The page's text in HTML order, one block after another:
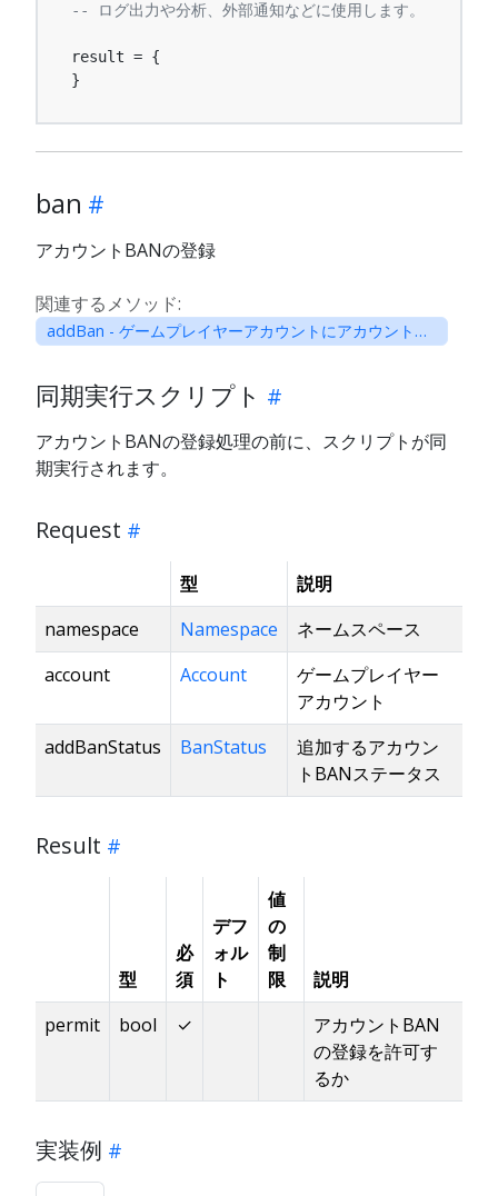
-- ログ出力や分析、外部通知などに使用します。
result = {
}
ban
アカウントBANの登録
関連するメソッド:
addBan - ゲームプレイヤーアカウントにアカウントBANステータスを追加
同期実行スクリプト
アカウントBANの登録処理の前に、スクリプトが同
期実行されます。
Request
型
説明
namespace
Namespace
ネームスペース
account
Account
ゲームプレイヤー
アカウント
addBanStatus
BanStatus
追加するアカウン
トBANステータス
Result
型
必
須
デフ
ォル
ト
値
の
制
限
説明
permit
bool ✓
アカウントBAN
の登録を許可す
るか
実装例